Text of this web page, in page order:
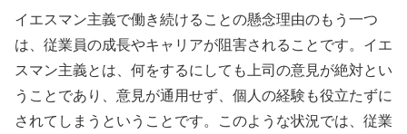
イエスマン主義で働き続けることの懸念理由のもう一つ
は、従業員の成長やキャリアが阻害されることです。イエ
スマン主義とは、何をするにしても上司の意見が絶対とい
うことであり、意見が通用せず、個人の経験も役立たずに
されてしまうということです。このような状況では、従業